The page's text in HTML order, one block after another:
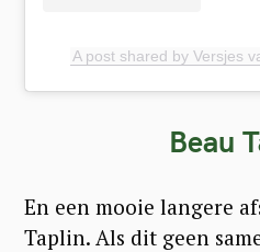
A post shared by Versjes
Beau
En een mooie langere
Taplin. Als dit geen